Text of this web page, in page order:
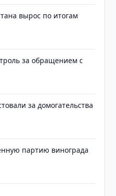
вырос по итогам
за обращением с
за домогательства
партию винограда